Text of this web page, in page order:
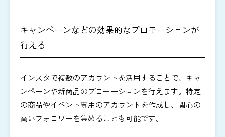
キャンペーンなどの効果的なプロモーションが
行える
インスタで複数のアカウントを活用することで、キャ
ンペーンや新商品のプロモーションを行えます。特定
の商品やイベント専用のアカウントを作成し、関心の
高いフォロワーを集めることも可能です。